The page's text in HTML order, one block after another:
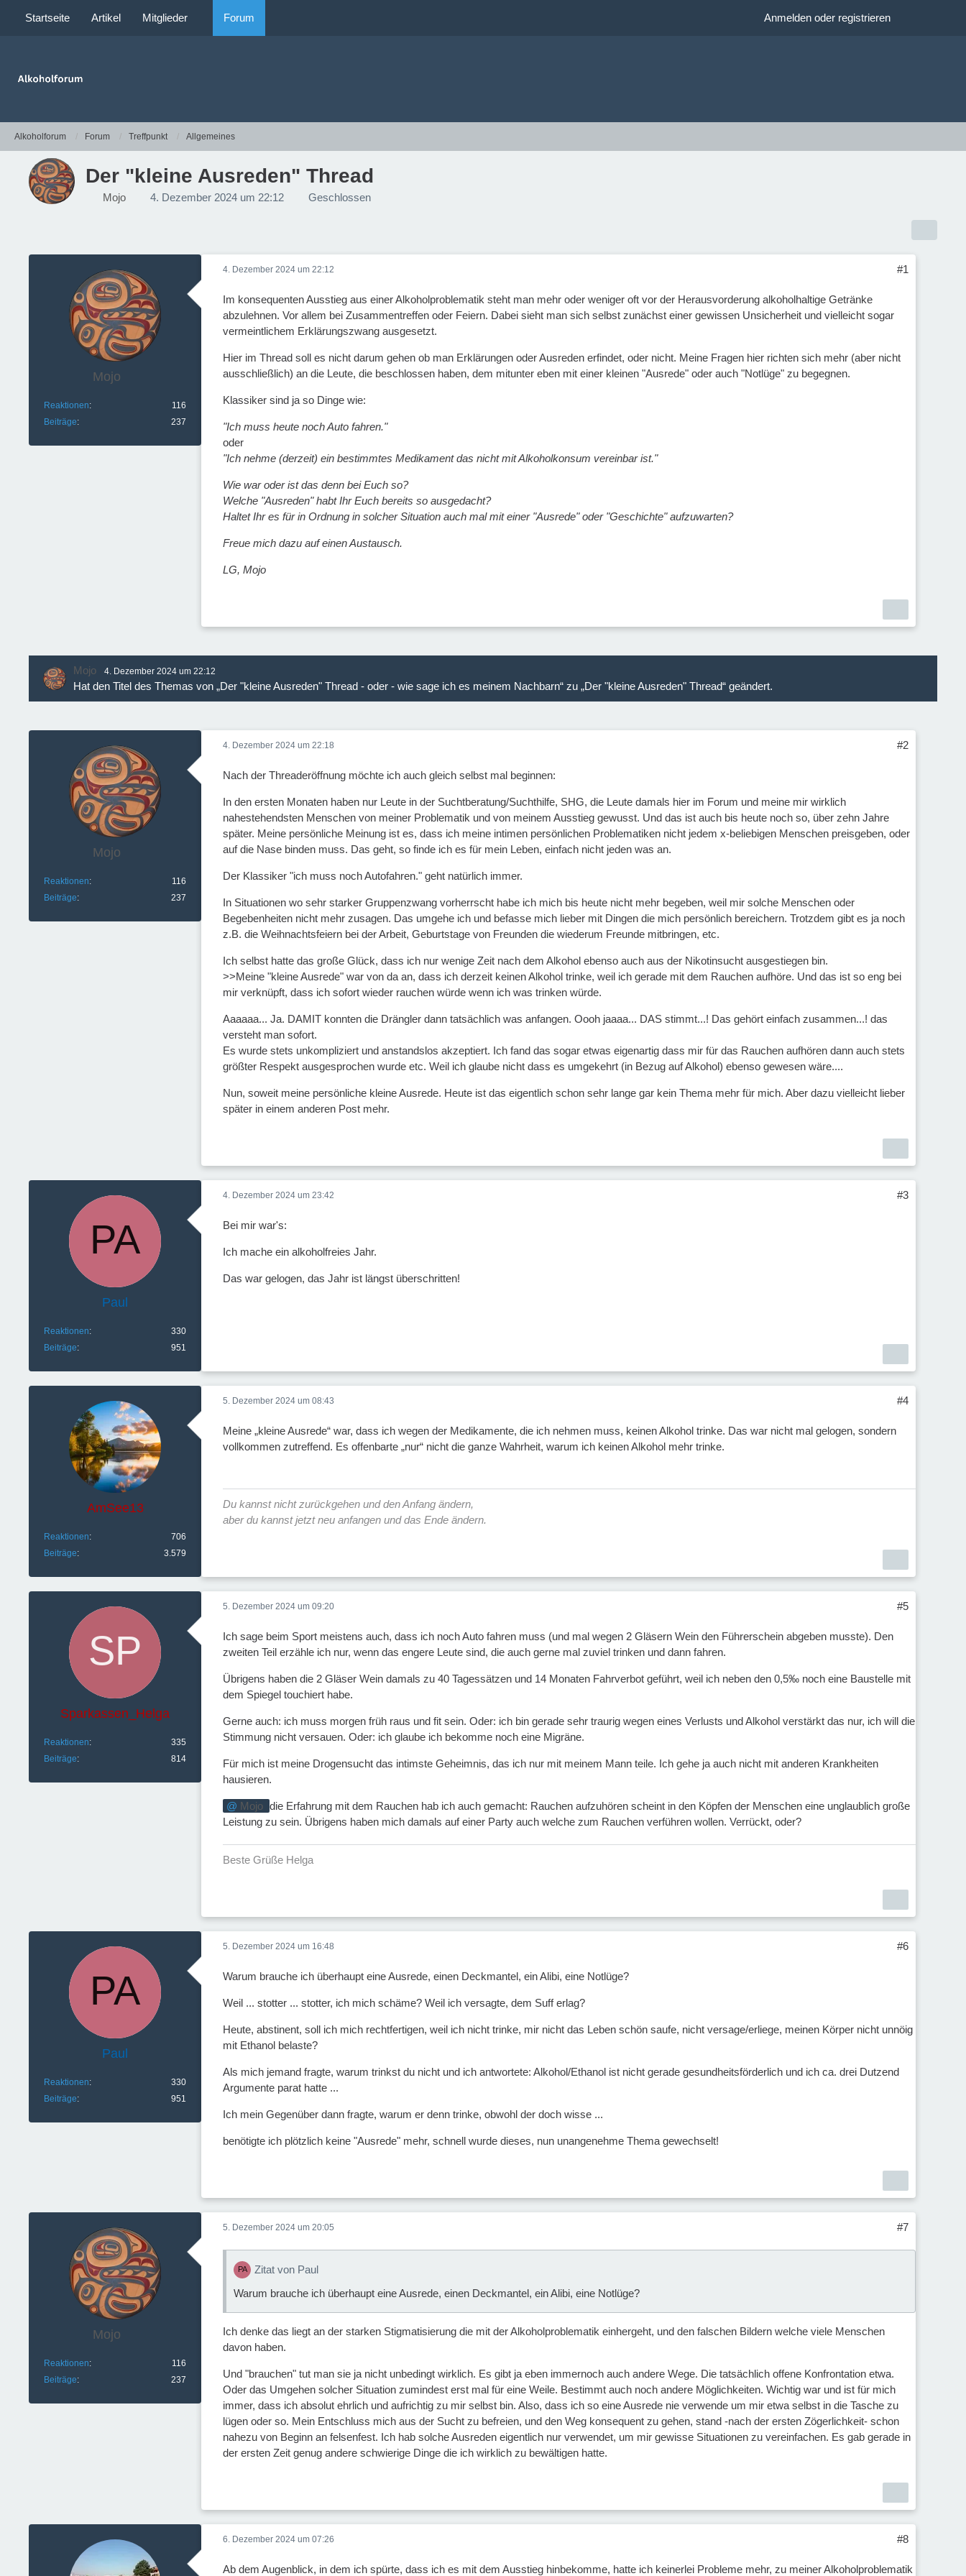
Startseite Artikel Mitglieder Forum Anmelden oder registrieren
Alkoholforum Forum Treffpunkt Allgemeines
Der "kleine Ausreden" Thread
Mojo 4. Dezember 2024 um 22:12 Geschlossen
Mojo
Reaktionen
116
Beiträge
237
4. Dezember 2024 um 22:12 #1
Im konsequenten Ausstieg aus einer Alkoholproblematik steht man mehr oder weniger oft vor der Herausvorderung alkoholhaltige Getränke
abzulehnen. Vor allem bei Zusammentreffen oder Feiern. Dabei sieht man sich selbst zunächst einer gewissen Unsicherheit und vielleicht sogar
vermeintlichem Erklärungszwang ausgesetzt.
Hier im Thread soll es nicht darum gehen ob man Erklärungen oder Ausreden erfindet, oder nicht. Meine Fragen hier richten sich mehr (aber nicht
ausschließlich) an die Leute, die beschlossen haben, dem mitunter eben mit einer kleinen "Ausrede" oder auch "Notlüge" zu begegnen.
Klassiker sind ja so Dinge wie:
"Ich muss heute noch Auto fahren."
oder
"Ich nehme (derzeit) ein bestimmtes Medikament das nicht mit Alkoholkonsum vereinbar ist."
Wie war oder ist das denn bei Euch so?
Welche "Ausreden" habt Ihr Euch bereits so ausgedacht?
Haltet Ihr es für in Ordnung in solcher Situation auch mal mit einer "Ausrede" oder "Geschichte" aufzuwarten?
Freue mich dazu auf einen Austausch.
LG, Mojo
Mojo 4. Dezember 2024 um 22:12
Hat den Titel des Themas von „Der "kleine Ausreden" Thread - oder - wie sage ich es meinem Nachbarn“ zu „Der "kleine Ausreden" Thread“ geändert.
Mojo
Reaktionen
116
Beiträge
237
4. Dezember 2024 um 22:18 #2
Nach der Threaderöffnung möchte ich auch gleich selbst mal beginnen:
In den ersten Monaten haben nur Leute in der Suchtberatung/Suchthilfe, SHG, die Leute damals hier im Forum und meine mir wirklich
nahestehendsten Menschen von meiner Problematik und von meinem Ausstieg gewusst. Und das ist auch bis heute noch so, über zehn Jahre
später. Meine persönliche Meinung ist es, dass ich meine intimen persönlichen Problematiken nicht jedem x-beliebigen Menschen preisgeben, oder
auf die Nase binden muss. Das geht, so finde ich es für mein Leben, einfach nicht jeden was an.
Der Klassiker "ich muss noch Autofahren." geht natürlich immer.
In Situationen wo sehr starker Gruppenzwang vorherrscht habe ich mich bis heute nicht mehr begeben, weil mir solche Menschen oder
Begebenheiten nicht mehr zusagen. Das umgehe ich und befasse mich lieber mit Dingen die mich persönlich bereichern. Trotzdem gibt es ja noch
z.B. die Weihnachtsfeiern bei der Arbeit, Geburtstage von Freunden die wiederum Freunde mitbringen, etc.
Ich selbst hatte das große Glück, dass ich nur wenige Zeit nach dem Alkohol ebenso auch aus der Nikotinsucht ausgestiegen bin.
>>Meine "kleine Ausrede" war von da an, dass ich derzeit keinen Alkohol trinke, weil ich gerade mit dem Rauchen aufhöre. Und das ist so eng bei
mir verknüpft, dass ich sofort wieder rauchen würde wenn ich was trinken würde.
Aaaaaa... Ja. DAMIT konnten die Drängler dann tatsächlich was anfangen. Oooh jaaaa... DAS stimmt...! Das gehört einfach zusammen...! das
versteht man sofort.
Es wurde stets unkompliziert und anstandslos akzeptiert. Ich fand das sogar etwas eigenartig dass mir für das Rauchen aufhören dann auch stets
größter Respekt ausgesprochen wurde etc. Weil ich glaube nicht dass es umgekehrt (in Bezug auf Alkohol) ebenso gewesen wäre....
Nun, soweit meine persönliche kleine Ausrede. Heute ist das eigentlich schon sehr lange gar kein Thema mehr für mich. Aber dazu vielleicht lieber
später in einem anderen Post mehr.
Paul
Reaktionen
330
Beiträge
951
4. Dezember 2024 um 23:42 #3
Bei mir war's:
Ich mache ein alkoholfreies Jahr.
Das war gelogen, das Jahr ist längst überschritten!
AmSee13
Reaktionen
706
Beiträge
3.579
5. Dezember 2024 um 08:43 #4
Meine „kleine Ausrede“ war, dass ich wegen der Medikamente, die ich nehmen muss, keinen Alkohol trinke. Das war nicht mal gelogen, sondern
vollkommen zutreffend. Es offenbarte „nur“ nicht die ganze Wahrheit, warum ich keinen Alkohol mehr trinke.
Du kannst nicht zurückgehen und den Anfang ändern,
aber du kannst jetzt neu anfangen und das Ende ändern.
Sparkassen_Helga
Reaktionen
335
Beiträge
814
5. Dezember 2024 um 09:20 #5
Ich sage beim Sport meistens auch, dass ich noch Auto fahren muss (und mal wegen 2 Gläsern Wein den Führerschein abgeben musste). Den
zweiten Teil erzähle ich nur, wenn das engere Leute sind, die auch gerne mal zuviel trinken und dann fahren.
Übrigens haben die 2 Gläser Wein damals zu 40 Tagessätzen und 14 Monaten Fahrverbot geführt, weil ich neben den 0,5‰ noch eine Baustelle mit
dem Spiegel touchiert habe.
Gerne auch: ich muss morgen früh raus und fit sein. Oder: ich bin gerade sehr traurig wegen eines Verlusts und Alkohol verstärkt das nur, ich will die
Stimmung nicht versauen. Oder: ich glaube ich bekomme noch eine Migräne.
Für mich ist meine Drogensucht das intimste Geheimnis, das ich nur mit meinem Mann teile. Ich gehe ja auch nicht mit anderen Krankheiten
hausieren.
Mojo die Erfahrung mit dem Rauchen hab ich auch gemacht: Rauchen aufzuhören scheint in den Köpfen der Menschen eine unglaublich große
Leistung zu sein. Übrigens haben mich damals auf einer Party auch welche zum Rauchen verführen wollen. Verrückt, oder?
Beste Grüße Helga
Paul
Reaktionen
330
Beiträge
951
5. Dezember 2024 um 16:48 #6
Warum brauche ich überhaupt eine Ausrede, einen Deckmantel, ein Alibi, eine Notlüge?
Weil ... stotter ... stotter, ich mich schäme? Weil ich versagte, dem Suff erlag?
Heute, abstinent, soll ich mich rechtfertigen, weil ich nicht trinke, mir nicht das Leben schön saufe, nicht versage/erliege, meinen Körper nicht unnöig
mit Ethanol belaste?
Als mich jemand fragte, warum trinkst du nicht und ich antwortete: Alkohol/Ethanol ist nicht gerade gesundheitsförderlich und ich ca. drei Dutzend
Argumente parat hatte ...
Ich mein Gegenüber dann fragte, warum er denn trinke, obwohl der doch wisse ...
benötigte ich plötzlich keine "Ausrede" mehr, schnell wurde dieses, nun unangenehme Thema gewechselt!
Mojo
Reaktionen
116
Beiträge
237
5. Dezember 2024 um 20:05 #7
Zitat von Paul
Warum brauche ich überhaupt eine Ausrede, einen Deckmantel, ein Alibi, eine Notlüge?
Ich denke das liegt an der starken Stigmatisierung die mit der Alkoholproblematik einhergeht, und den falschen Bildern welche viele Menschen
davon haben.
Und "brauchen" tut man sie ja nicht unbedingt wirklich. Es gibt ja eben immernoch auch andere Wege. Die tatsächlich offene Konfrontation etwa.
Oder das Umgehen solcher Situation zumindest erst mal für eine Weile. Bestimmt auch noch andere Möglichkeiten. Wichtig war und ist für mich
immer, dass ich absolut ehrlich und aufrichtig zu mir selbst bin. Also, dass ich so eine Ausrede nie verwende um mir etwa selbst in die Tasche zu
lügen oder so. Mein Entschluss mich aus der Sucht zu befreien, und den Weg konsequent zu gehen, stand -nach der ersten Zögerlichkeit- schon
nahezu von Beginn an felsenfest. Ich hab solche Ausreden eigentlich nur verwendet, um mir gewisse Situationen zu vereinfachen. Es gab gerade in
der ersten Zeit genug andere schwierige Dinge die ich wirklich zu bewältigen hatte.
6. Dezember 2024 um 07:26 #8
Ab dem Augenblick, in dem ich spürte, dass ich es mit dem Ausstieg hinbekomme, hatte ich keinerlei Probleme mehr, zu meiner Alkoholproblematik